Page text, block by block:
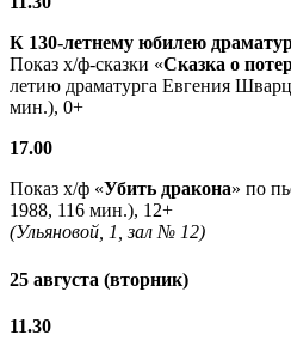
К 130-летнему юбилею
Показ х/ф-сказки «Сказка о
летию драматурга Евгения
мин.), 0+
17.00
Показ х/ф «Убить дракона» по
1988, 116 мин.), 12+
(Ульяновой, 1, зал № 12)
25 августа (вторник)
11.30